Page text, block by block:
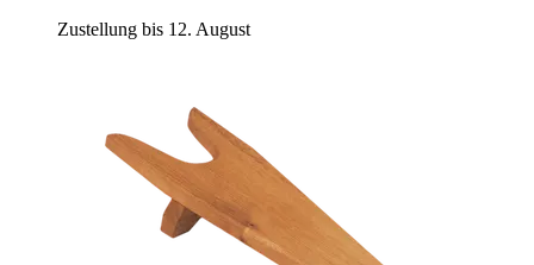
Zustellung bis 12. August